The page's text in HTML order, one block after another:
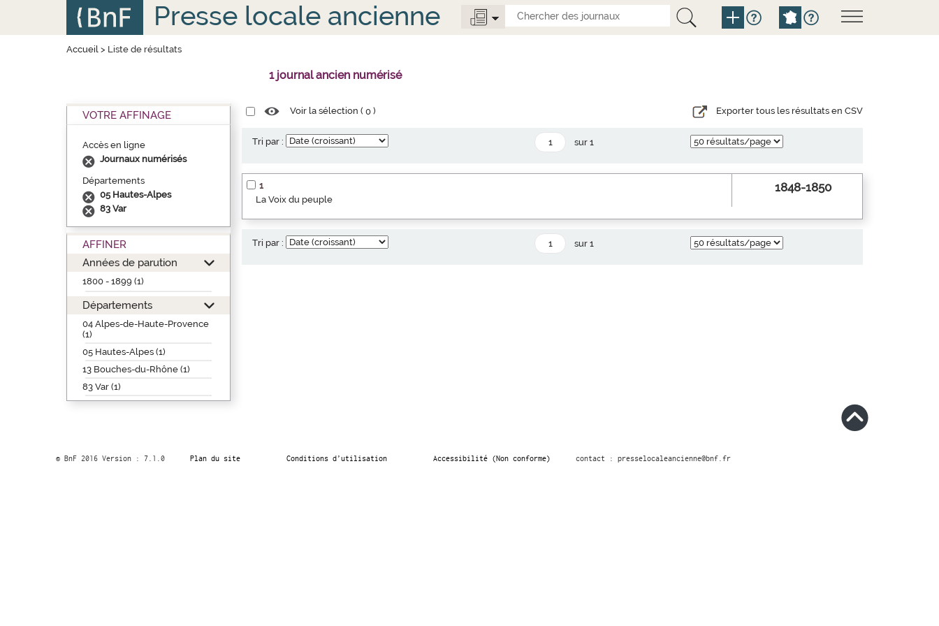
Presse locale ancienne
Accueil> Liste de résultats
1 journal ancien numérisé
VOTRE AFFINAGE
Accès en ligne
Journaux numérisés
Départements
05 Hautes-Alpes
83 Var
AFFINER
Années de parution
1800 - 1899 (1)
Départements
04 Alpes-de-Haute-Provence
(1)
05 Hautes-Alpes (1)
13 Bouches-du-Rhône (1)
83 Var (1)
Voir la sélection (0 ) Exporter tous les résultats en CSV
Tri par : sur 1
1
La Voix du peuple
1848-1850
Tri par : sur 1
© BnF 2016 Version : 7.1.0 Plan du site Conditions d’utilisation Accessibilité (Non conforme) contact : presselocaleancienne@bnf.fr
Panneau de gestion des cookies